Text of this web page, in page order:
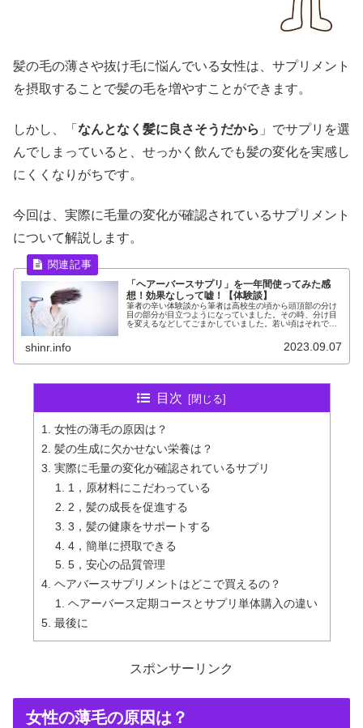
髪の毛の薄さや抜け毛に悩んでいる女性は、サプリメント
を摂取することで髪の毛を増やすことができます。
しかし、「 なんとなく髪に良さそうだから 」でサプリを選
んでしまっていると、せっかく飲んでも髪の変化を実感し
にくくなりがちです。
今回は、実際に毛量の変化が確認されているサプリメント
について解説します。
「ヘアーバースサプリ」を一年間使ってみた感
想！効果なしって嘘！【体験談】
筆者の辛い体験談から筆者は高校生の頃から頭頂部の分け
目の部分が目立つようになっていました。その時、分け目
を変えるなどしてごまかしていました。若い頃はそれで何
shinr.info 2023.09.07
目次
女性の薄毛の原因は？
髪の生成に欠かせない栄養は？
実際に毛量の変化が確認されているサプリ
1，原材料にこだわっている
2，髪の成長を促進する
3，髪の健康をサポートする
4，簡単に摂取できる
5，安心の品質管理
ヘアバースサプリメントはどこで買えるの？
ヘアーバース定期コースとサプリ単体購入の違い
最後に
スポンサーリンク
女性の薄毛の原因は？